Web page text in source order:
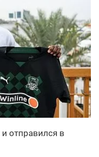
отправился в